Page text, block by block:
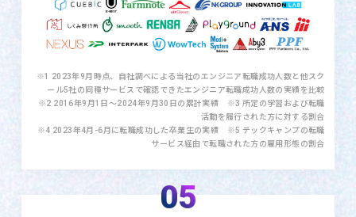
※1 2023年9月時点、自社調べによる当社のエンジニア転職成功人数と他スク
ール5社の同種サービスで確認できたエンジニア転職成功人数の実績を比較
※2 2016年9月1日〜2024年9月30日の累計実績 ※3 所定の学習および転職
活動を履行された方に対する割合
※4 2023年4月-6月に転職成功した卒業生の実績 ※5 テックキャンプの転職
サービス経由で転職された方の雇用形態の割合
05